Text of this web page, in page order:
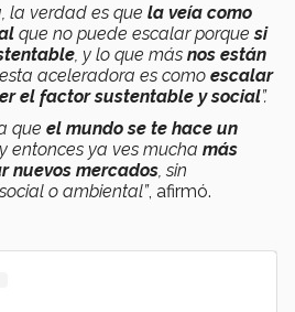
la verdad es que la veía como
que no puede escalar porquesi
, y lo que más nos están
aceleradora es como escalar
el factor sustentable y social”.
que el mundo se te hace un
y entonces ya ves mucha más
nuevos mercados, sin
o ambiental”, afirmó.